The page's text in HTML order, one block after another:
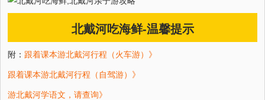
北戴河吃海鲜-温馨提示
附： 跟着课本游北戴河行程（火车游）》
跟着课本游北戴河行程（自驾游）》
游北戴河学语文，请查询》